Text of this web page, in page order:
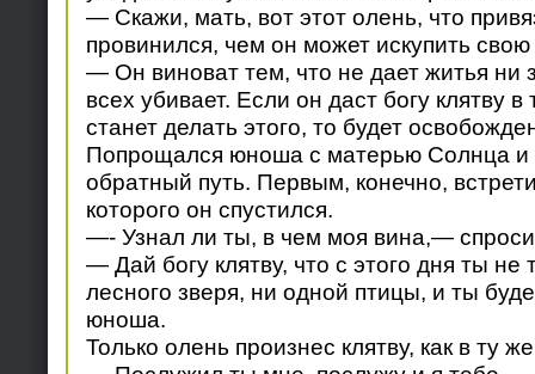
— Скажи, мать, вот этот олень, что
провинился, чем он может искупить
— Он виноват тем, что не дает житья ни
всех убивает. Если он даст богу клятву
станет делать этого, то будет
Попрощался юноша с матерью Солнца и
обратный путь. Первым, конечно,
которого он спустился.
—- Узнал ли ты, в чем моя вина,—
— Дай богу клятву, что с этого дня ты не
лесного зверя, ни одной птицы, и ты
юноша.
Только олень произнес клятву, как в ту